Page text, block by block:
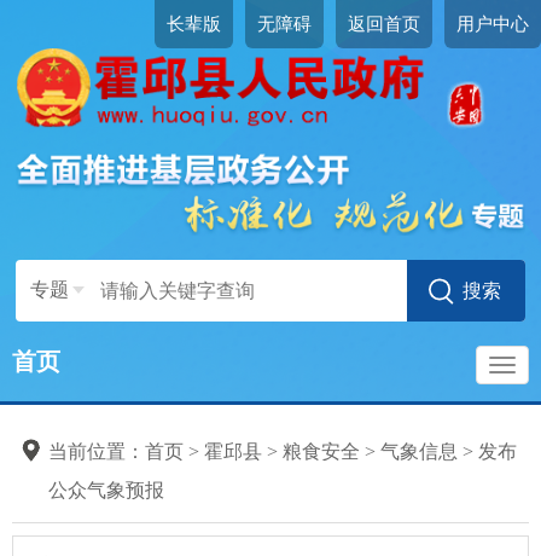
长辈版 无障碍 返回首页 用户中心
专题
首页
当前位置： 首页 > 霍邱县 > 粮食安全 > 气象信息 > 发布
公众气象预报